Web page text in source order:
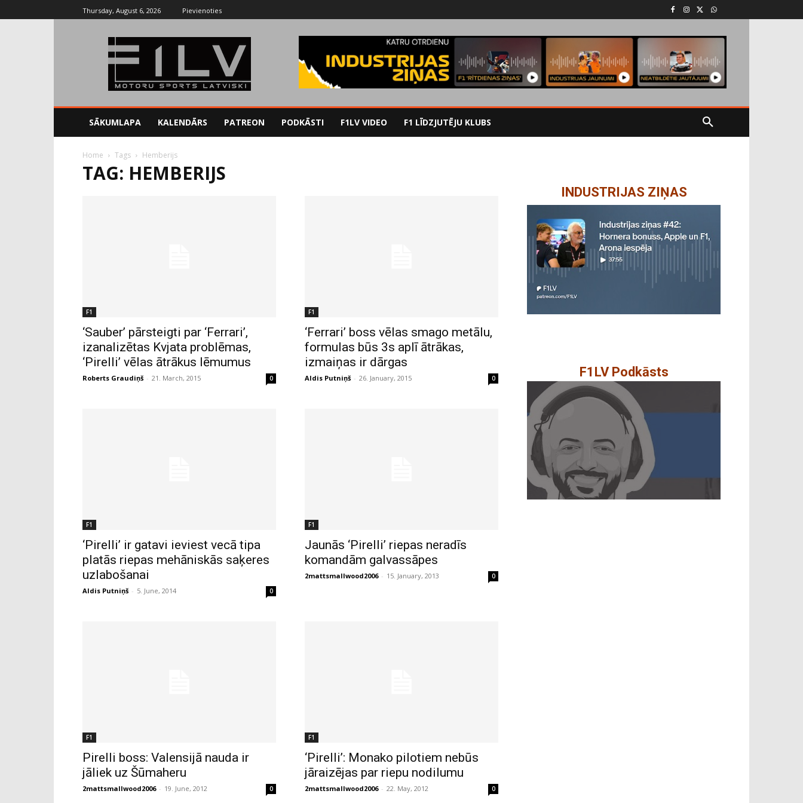
Thursday, August 6, 2026 Pievienoties
SĀKUMLAPA KALENDĀRS PATREON PODKĀSTI F1LV VIDEO F1 LĪDZJUTĒJU KLUBS
Home Tags Hemberijs
TAG: HEMBERIJS
F1
‘Sauber’ pārsteigti par ‘Ferrari’,
izanalizētas Kvjata problēmas,
‘Pirelli’ vēlas ātrākus lēmumus
Roberts Graudiņš - 21. March, 2015 0
F1
‘Ferrari’ boss vēlas smago metālu,
formulas būs 3s aplī ātrākas,
izmaiņas ir dārgas
Aldis Putniņš - 26. January, 2015 0
F1
‘Pirelli’ ir gatavi ieviest vecā tipa
platās riepas mehāniskās saķeres
uzlabošanai
Aldis Putniņš - 5. June, 2014 0
F1
Jaunās ‘Pirelli’ riepas neradīs
komandām galvassāpes
2mattsmallwood2006 - 15. January, 2013 0
F1
Pirelli boss: Valensijā nauda ir
jāliek uz Šūmaheru
2mattsmallwood2006 - 19. June, 2012 0
F1
‘Pirelli’: Monako pilotiem nebūs
jāraizējas par riepu nodilumu
2mattsmallwood2006 - 22. May, 2012 0
INDUSTRIJAS ZIŅAS
F1LV Podkāsts